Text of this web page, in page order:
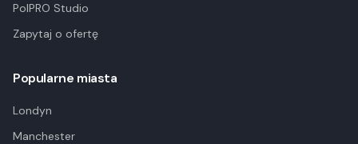
PolPRO Studio
Zapytaj o ofertę
Popularne miasta
Londyn
Manchester